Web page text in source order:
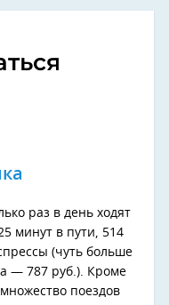
раз в день ходят
минут в пути, 514
(чуть больше
— 787 руб.). Кроме
поездов